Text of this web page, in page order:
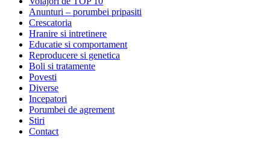
Anunturi – porumbei pripasiti
Crescatoria
Hranire si intretinere
Educatie si comportament
Reproducere si genetica
Boli si tratamente
Povesti
Diverse
Incepatori
Porumbei de agrement
Stiri
Contact